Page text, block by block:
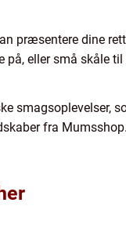
præsentere dine
eller små skåle
smagsoplevelser,
fra